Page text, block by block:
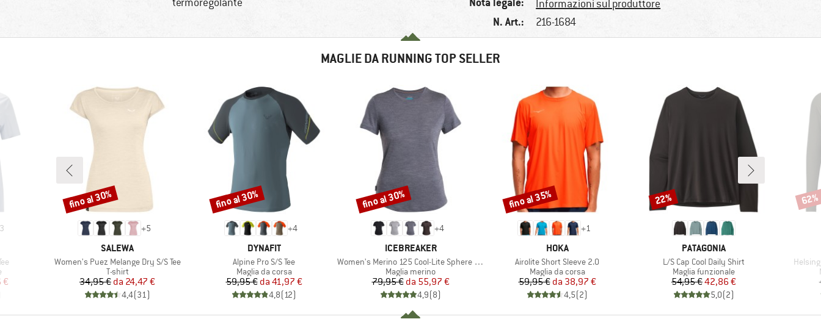
Informazioni sul produttore
N. Art.: 216-1684
MAGLIE DA RUNNING TOP SELLER
3
€
+5
MARCHIO
SALEWA
Articolo
Women's Puez Melange Dry S/S Tee
Gruppo di prodotti
T-shirt
Prezzo
34,95 € Prezzo ridotto
da 24,47 €
4,4(31)
Sconto
fino al 30%
+4
MARCHIO
DYNAFIT
Articolo
Alpine Pro S/S Tee
Gruppo di prodotti
Maglia da corsa
Prezzo
59,95 € Prezzo ridotto
da 41,97 €
4,8(12)
Sconto
fino al 30%
+4
MARCHIO
ICEBREAKER
Articolo
Women's Merino 125 Cool-Lite Sphere III S/S Tee
Gruppo di prodotti
Maglia merino
Prezzo
79,95 € Prezzo ridotto
da 55,97 €
4,9(8)
Sconto
fino al 30%
+1
MARCHIO
HOKA
Articolo
Airolite Short Sleeve 2.0
Gruppo di prodotti
Maglia da corsa
Prezzo
59,95 € Prezzo ridotto
da 38,97 €
4,5(2)
Sconto
fino al 35%
MARCHIO
PATAGONIA
Articolo
L/S Cap Cool Daily Shirt
Gruppo di prodotti
Maglia funzionale
Prezzo
54,95 €Prezzo ridotto
42,86 €
5,0(2)
Sconto
22%
Articolo
62%